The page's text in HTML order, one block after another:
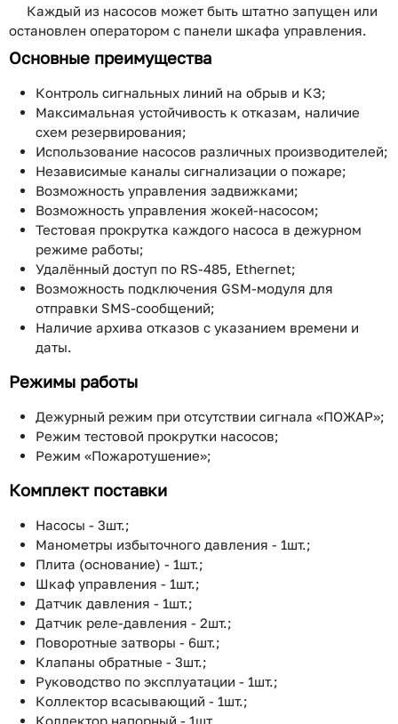
Каждый из насосов может быть штатно запущен или
остановлен оператором с панели шкафа управления.
Основные преимущества
Контроль сигнальных линий на обрыв и КЗ;
Максимальная устойчивость к отказам, наличие
схем резервирования;
Использование насосов различных производителей;
Независимые каналы сигнализации о пожаре;
Возможность управления задвижками;
Возможность управления жокей-насосом;
Тестовая прокрутка каждого насоса в дежурном
режиме работы;
Удалённый доступ по RS-485, Ethernet;
Возможность подключения GSM-модуля для
отправки SMS-сообщений;
Наличие архива отказов с указанием времени и
даты.
Режимы работы
Дежурный режим при отсутствии сигнала «ПОЖАР»;
Режим тестовой прокрутки насосов;
Режим «Пожаротушение»;
Комплект поставки
Насосы - 3шт.;
Манометры избыточного давления - 1шт.;
Плита (основание) - 1шт.;
Шкаф управления - 1шт.;
Датчик давления - 1шт.;
Датчик реле-давления - 2шт.;
Поворотные затворы - 6шт.;
Клапаны обратные - 3шт.;
Руководство по эксплуатации - 1шт.;
Коллектор всасывающий - 1шт.;
Коллектор напорный - 1шт..